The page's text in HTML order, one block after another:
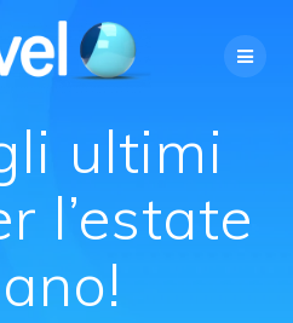
al
contenuto
ultimi
l’estate